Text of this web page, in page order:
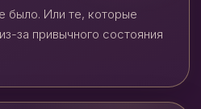
было. Или те, которые
за привычного состояния